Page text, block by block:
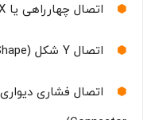
اتصال چهارراهی یا X شکل (X-Shape)
اتصال Y شکل (Y-Shape)